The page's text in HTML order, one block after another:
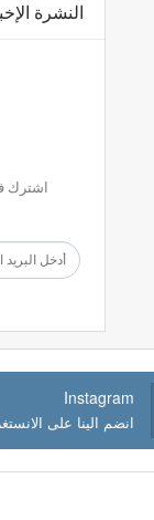
النشرة
اشترك
Instagram
انضم الينا على